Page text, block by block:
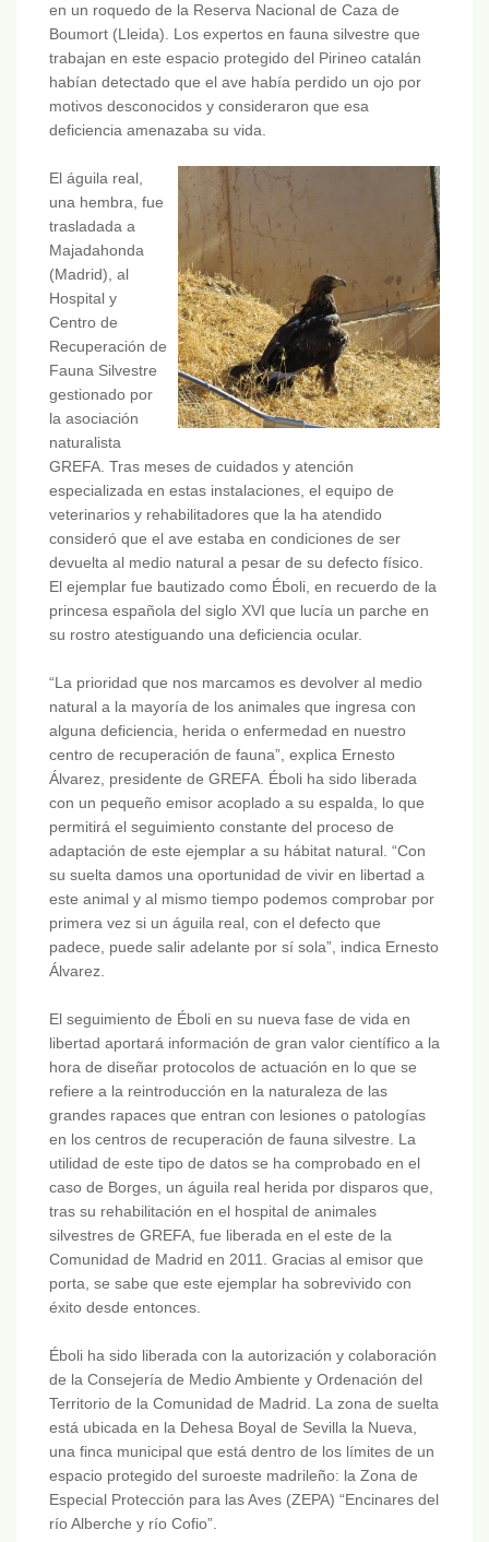
en un roquedo de la Reserva Nacional de Caza de
Boumort (Lleida). Los expertos en fauna silvestre que
trabajan en este espacio protegido del Pirineo catalán
habían detectado que el ave había perdido un ojo por
motivos desconocidos y consideraron que esa
deficiencia amenazaba su vida.
El águila real,
una hembra, fue
trasladada a
Majadahonda
(Madrid), al
Hospital y
Centro de
Recuperación de
Fauna Silvestre
gestionado por
la asociación
naturalista
GREFA. Tras meses de cuidados y atención
especializada en estas instalaciones, el equipo de
veterinarios y rehabilitadores que la ha atendido
consideró que el ave estaba en condiciones de ser
devuelta al medio natural a pesar de su defecto físico.
El ejemplar fue bautizado como Éboli, en recuerdo de la
princesa española del siglo XVI que lucía un parche en
su rostro atestiguando una deficiencia ocular.
“La prioridad que nos marcamos es devolver al medio
natural a la mayoría de los animales que ingresa con
alguna deficiencia, herida o enfermedad en nuestro
centro de recuperación de fauna”, explica Ernesto
Álvarez, presidente de GREFA. Éboli ha sido liberada
con un pequeño emisor acoplado a su espalda, lo que
permitirá el seguimiento constante del proceso de
adaptación de este ejemplar a su hábitat natural. “Con
su suelta damos una oportunidad de vivir en libertad a
este animal y al mismo tiempo podemos comprobar por
primera vez si un águila real, con el defecto que
padece, puede salir adelante por sí sola”, indica Ernesto
Álvarez.
El seguimiento de Éboli en su nueva fase de vida en
libertad aportará información de gran valor científico a la
hora de diseñar protocolos de actuación en lo que se
refiere a la reintroducción en la naturaleza de las
grandes rapaces que entran con lesiones o patologías
en los centros de recuperación de fauna silvestre. La
utilidad de este tipo de datos se ha comprobado en el
caso de Borges, un águila real herida por disparos que,
tras su rehabilitación en el hospital de animales
silvestres de GREFA, fue liberada en el este de la
Comunidad de Madrid en 2011. Gracias al emisor que
porta, se sabe que este ejemplar ha sobrevivido con
éxito desde entonces.
Éboli ha sido liberada con la autorización y colaboración
de la Consejería de Medio Ambiente y Ordenación del
Territorio de la Comunidad de Madrid. La zona de suelta
está ubicada en la Dehesa Boyal de Sevilla la Nueva,
una finca municipal que está dentro de los límites de un
espacio protegido del suroeste madrileño: la Zona de
Especial Protección para las Aves (ZEPA) “Encinares del
río Alberche y río Cofio”.